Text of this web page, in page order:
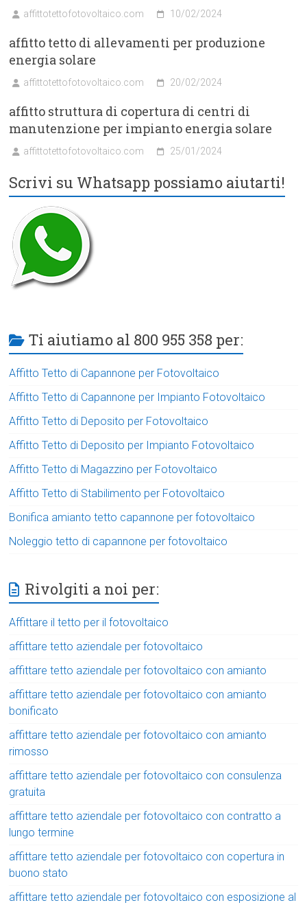
affittotettofotovoltaico.com 10/02/2024
affitto tetto di allevamenti per produzione
energia solare
affittotettofotovoltaico.com 20/02/2024
affitto struttura di copertura di centri di
manutenzione per impianto energia solare
affittotettofotovoltaico.com 25/01/2024
Scrivi su Whatsapp possiamo aiutarti!
Ti aiutiamo al 800 955 358 per:
Affitto Tetto di Capannone per Fotovoltaico
Affitto Tetto di Capannone per Impianto Fotovoltaico
Affitto Tetto di Deposito per Fotovoltaico
Affitto Tetto di Deposito per Impianto Fotovoltaico
Affitto Tetto di Magazzino per Fotovoltaico
Affitto Tetto di Stabilimento per Fotovoltaico
Bonifica amianto tetto capannone per fotovoltaico
Noleggio tetto di capannone per fotovoltaico
Rivolgiti a noi per:
Affittare il tetto per il fotovoltaico
affittare tetto aziendale per fotovoltaico
affittare tetto aziendale per fotovoltaico con amianto
affittare tetto aziendale per fotovoltaico con amianto
bonificato
affittare tetto aziendale per fotovoltaico con amianto
rimosso
affittare tetto aziendale per fotovoltaico con consulenza
gratuita
affittare tetto aziendale per fotovoltaico con contratto a
lungo termine
affittare tetto aziendale per fotovoltaico con copertura in
buono stato
affittare tetto aziendale per fotovoltaico con esposizione al